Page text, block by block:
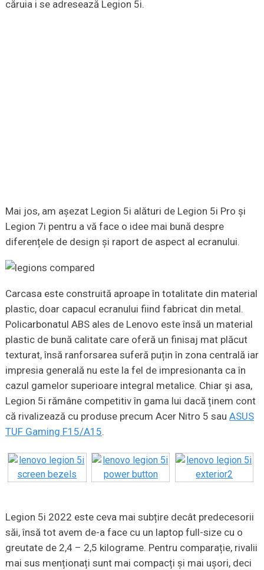
căruia i se adresează Legion 5i.
Mai jos, am așezat Legion 5i alături de Legion 5i Pro și
Legion 7i pentru a vă face o idee mai bună despre
diferențele de design și raport de aspect al ecranului.
Carcasa este construită aproape în totalitate din material
plastic, doar capacul ecranului fiind fabricat din metal.
Policarbonatul ABS ales de Lenovo este însă un material
plastic de bună calitate care oferă un finisaj mat plăcut
texturat, însă ranforsarea suferă puțin în zona centrală iar
impresia generală nu este la fel de impresionanta ca în
cazul gamelor superioare integral metalice. Chiar și asa,
Legion 5i rămâne competitiv în gama lui dacă ținem cont
că rivalizează cu produse precum Acer Nitro 5 sau ASUS
TUF Gaming F15/A15.
Legion 5i 2022 este ceva mai subțire decât predecesorii
săi, însă tot avem de-a face cu un laptop full-size cu o
greutate de 2,4 – 2,5 kilograme. Pentru comparație, rivalii
mai sus menționați sunt mai compacți și mai ușori, deci